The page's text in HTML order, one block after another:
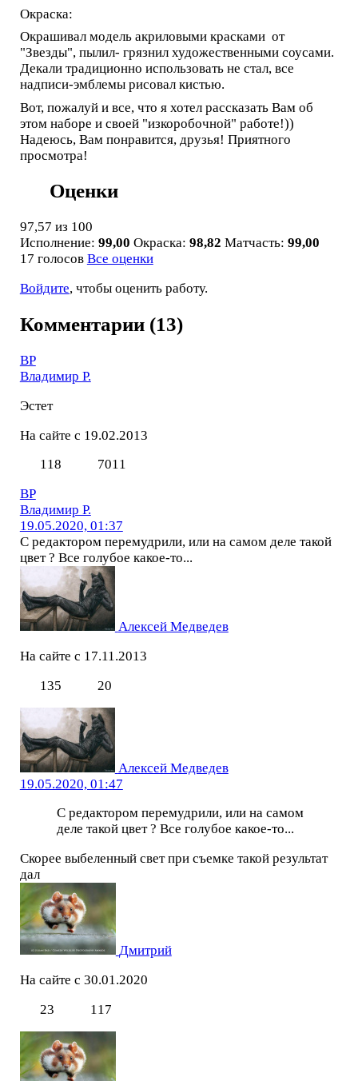
Окраска:
Окрашивал модель акриловыми красками от
"Звезды", пылил- грязнил художественными соусами.
Декали традиционно использовать не стал, все
надписи-эмблемы рисовал кистью.
Вот, пожалуй и все, что я хотел рассказать Вам об
этом наборе и своей "изкоробочной" работе!))
Надеюсь, Вам понравится, друзья! Приятного
просмотра!
Оценки
97,57 из 100
Исполнение: 99,00 Окраска: 98,82 Матчасть: 99,00
17 голосов Все оценки
Войдите, чтобы оценить работу.
Комментарии (13)
ВР
Владимир Р.
Эстет
На сайте с 19.02.2013
118
7011
ВР
Владимир Р.
19.05.2020, 01:37
С редактором перемудрили, или на самом деле такой
цвет ? Все голубое какое-то...
Алексей Медведев
На сайте с 17.11.2013
135
20
Алексей Медведев
19.05.2020, 01:47
С редактором перемудрили, или на самом
деле такой цвет ? Все голубое какое-то...
Скорее выбеленный свет при съемке такой результат
дал
Дмитрий
На сайте с 30.01.2020
23
117